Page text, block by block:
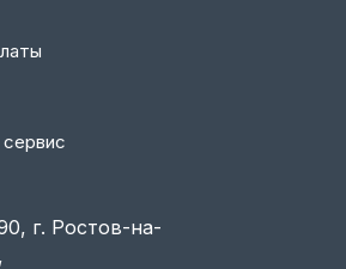
сервис
г. Ростов-на-